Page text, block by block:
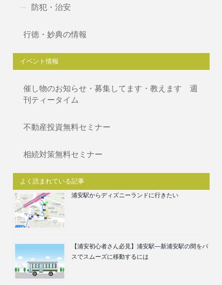
防犯・治安
行徳・妙典の情報
イベント情報
催し物のお知らせ・募集してます・教えます 週
刊ティータイム
不動産投資無料セミナー
相続対策無料セミナー
よく読まれている記事
浦安駅からディズニーランドに行きたい
【浦安初心者さん必見】浦安駅―新浦安駅の間をバ
スでスムーズに移動するには